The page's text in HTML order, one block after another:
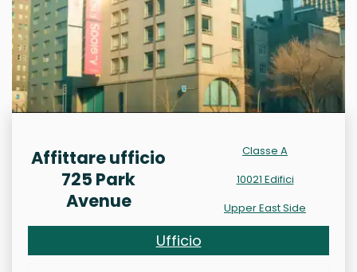
Affittare ufficio
725 Park
Avenue
Classe A
10021 Edifici
Upper East Side
Ufficio